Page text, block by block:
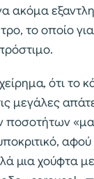
ακόμα
το οποίο
ότι το
μεγάλες
ποσοτήτων
μια χούφτα